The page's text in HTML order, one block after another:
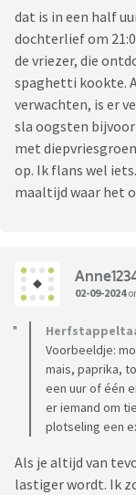
dat is in een half
dochterlief om
de vriezer, die
spaghetti kookte.
verwachten, is er
sla oogsten
met
op. Ik flans wel
maaltijd waar het
02-09-2024
Voorbeeldje:
mais, paprika,
een uur of één
er iemand om
plotseling een
Als je altijd van
lastiger wordt. Ik